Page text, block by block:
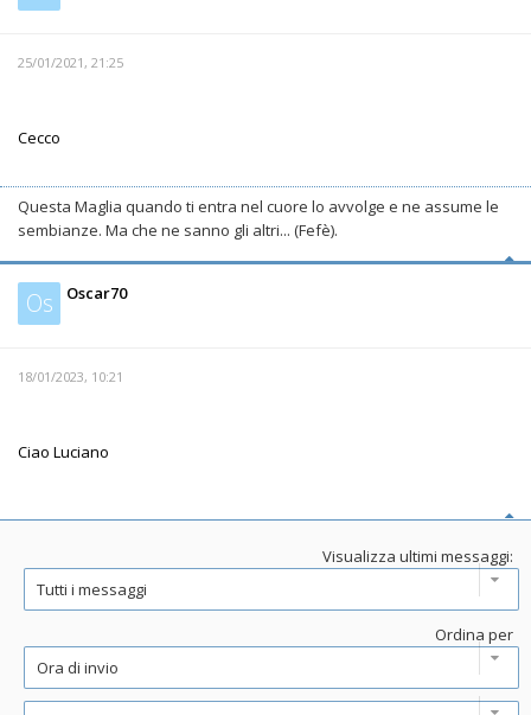
25/01/2021, 21:25
Cecco
Questa Maglia quando ti entra nel cuore lo avvolge e ne assume le
sembianze. Ma che ne sanno gli altri... (Fefè).
Os Oscar70
18/01/2023, 10:21
Ciao Luciano
Visualizza ultimi messaggi:
Ordina per